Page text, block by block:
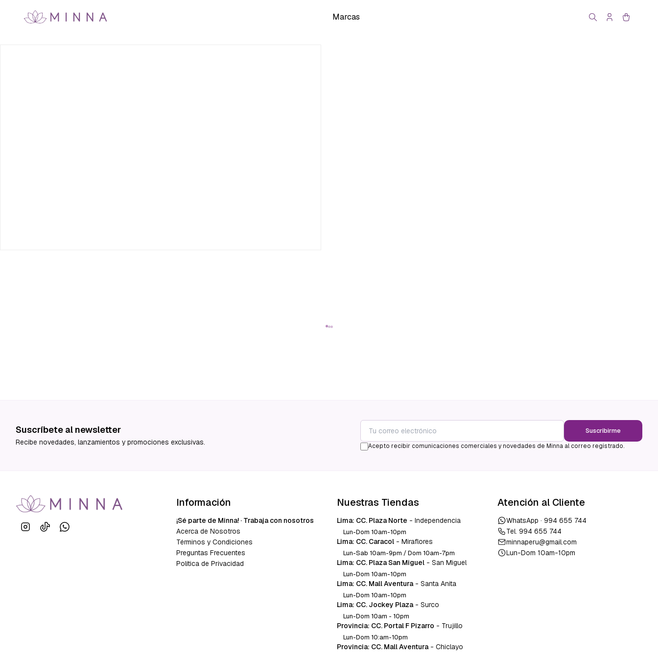
Marcas
Suscríbete al newsletter
Recibe novedades, lanzamientos y promociones exclusivas.
Suscribirme
Acepto recibir comunicaciones comerciales y novedades de Minna al correo registrado.
Información
¡Sé parte de Minna! · Trabaja con nosotros
Acerca de Nosotros
Términos y Condiciones
Preguntas Frecuentes
Política de Privacidad
Nuestras Tiendas
Lima: CC. Plaza Norte - Independencia
Lun-Dom 10am-10pm
Lima: CC. Caracol - Miraflores
Lun-Sab 10am-9pm / Dom 10am-7pm
Lima: CC. Plaza San Miguel - San Miguel
Lun-Dom 10am-10pm
Lima: CC. Mall Aventura - Santa Anita
Lun-Dom 10am-10pm
Lima: CC. Jockey Plaza - Surco
Lun-Dom 10am - 10pm
Provincia: CC. Portal F Pizarro - Trujillo
Lun-Dom 10:am-10pm
Provincia: CC. Mall Aventura - Chiclayo
Atención al Cliente
WhatsApp · 994 655 744
Tel. 994 655 744
minnaperu@gmail.com
Lun-Dom 10am-10pm